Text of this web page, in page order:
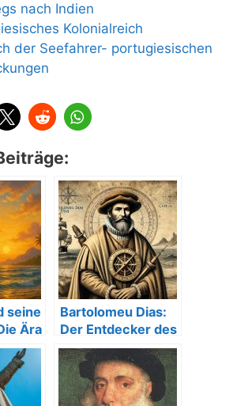
nach Indien
Kolonialreich
der Seefahrer- portugiesischen
seine
Ära
Bartolomeu Dias:
Der Entdecker des
Seewegs nach
Indien